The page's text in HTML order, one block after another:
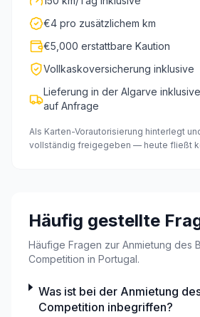
€4 pro zusätzlichem km
€5,000 erstattbare Kaution
Vollkaskoversicherung inklusive
Lieferung in der Algarve
auf Anfrage
Als Karten-Vorautorisierung hinterlegt
vollständig freigegeben — heute fließt
Häufig gestellte
Häufige Fragen zur Anmietung des
Competition in Portugal.
Was ist bei der Anmietung
Competition inbegriffen?